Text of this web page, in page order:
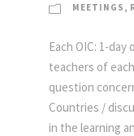
MEETINGS ,
Each OIC: 1-
teachers of
question
Countries /
in the learning